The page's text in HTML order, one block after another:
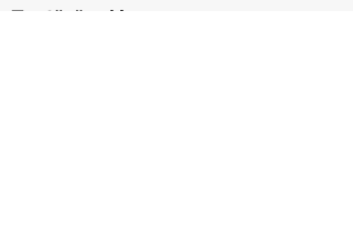
Zastřešení harmony